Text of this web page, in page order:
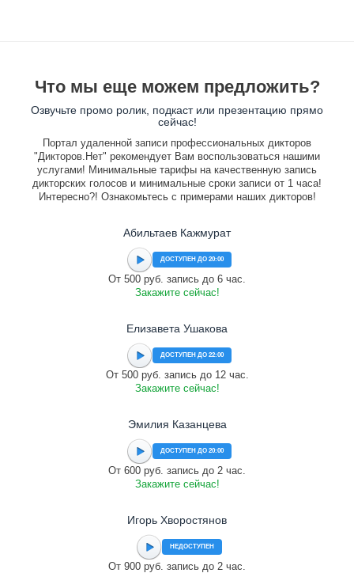
Что мы еще можем предложить?
Озвучьте промо ролик, подкаст или презентацию прямо
сейчас!
Портал удаленной записи профессиональных дикторов
"Дикторов.Нет" рекомендует Вам воспользоваться нашими
услугами! Минимальные тарифы на качественную запись
дикторских голосов и минимальные сроки записи от 1 часа!
Интересно?! Ознакомьтесь с примерами наших дикторов!
Абильтаев Кажмурат
ДОСТУПЕН ДО 20:00
От 500 руб. запись до 6 час.
Закажите сейчас!
Елизавета Ушакова
ДОСТУПЕН ДО 22:00
От 500 руб. запись до 12 час.
Закажите сейчас!
Эмилия Казанцева
ДОСТУПЕН ДО 20:00
От 600 руб. запись до 2 час.
Закажите сейчас!
Игорь Хворостянов
НЕДОСТУПЕН
От 900 руб. запись до 2 час.